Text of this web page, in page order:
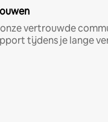
vertrouwde
tijdens je lange